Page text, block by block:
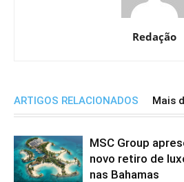
Redação
ARTIGOS RELACIONADOS Mais
MSC Group
novo retiro de
nas Bahamas